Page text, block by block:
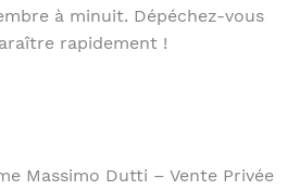
à minuit. Dépéchez-vous
rapidement !
Massimo Dutti – Vente Privée